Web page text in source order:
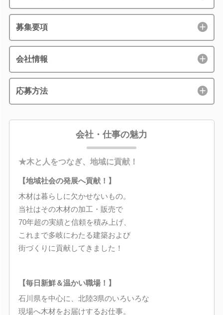
募集要項
会社情報
応募方法
会社・仕事の魅力
★木と人をつなぎ、地域に貢献！
【地域社会の発展へ貢献！】
木材は暮らしに欠かせないもの。
当社はその木材の加工・販売で
70年超の実績と信頼を積み上げ、
これまで多岐にわたる建築および
街づくりに貢献してきました！
【毎日新鮮＆温かい職場！】
石川県を中心に、北陸3県のいろいろな
現場へ木材をお届けするお仕事。